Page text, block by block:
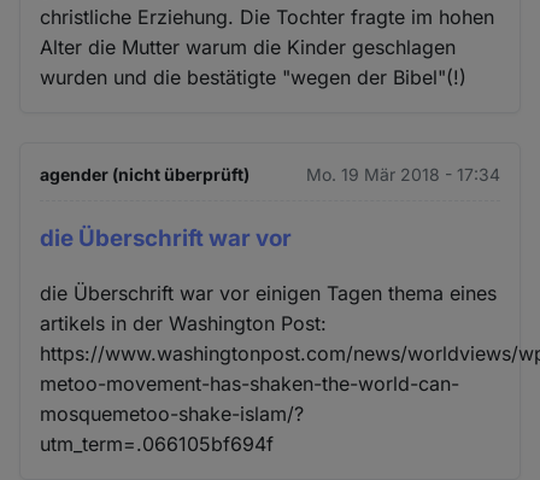
christliche Erziehung. Die Tochter fragte im hohen
Alter die Mutter warum die Kinder geschlagen
wurden und die bestätigte "wegen der Bibel"(!)
agender (nicht überprüft) Mo. 19 Mär 2018 - 17:34
die Überschrift war vor
die Überschrift war vor einigen Tagen thema eines
artikels in der Washington Post:
https://www.washingtonpost.com/news/worldviews/
metoo-movement-has-shaken-the-world-can-
mosquemetoo-shake-islam/?
utm_term=.066105bf694f